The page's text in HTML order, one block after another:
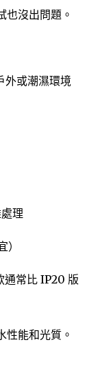
也沒出問題。
外或潮濕環境
理
常比 IP20 版
性能和光質。